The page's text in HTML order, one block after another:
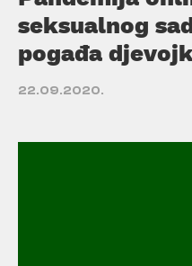
seksualnog
pogađa
22.09.2020.